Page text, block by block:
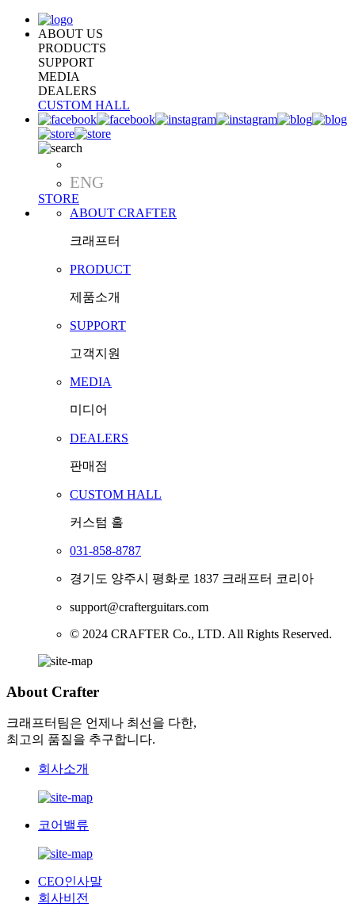
ABOUT US
PRODUCTS
SUPPORT
MEDIA
DEALERS
CUSTOM HALL
ENG
STORE
ABOUT CRAFTER
크래프터
PRODUCT
제품소개
SUPPORT
고객지원
MEDIA
미디어
DEALERS
판매점
CUSTOM HALL
커스텀 홀
031-858-8787
경기도 양주시 평화로 1837 크래프터 코리아
support@crafterguitars.com
© 2024 CRAFTER Co., LTD. All Rights Reserved.
About Crafter
크래프터팀은 언제나 최선을 다한,
최고의 품질을 추구합니다.
회사소개
코어밸류
CEO인사말
회사비전